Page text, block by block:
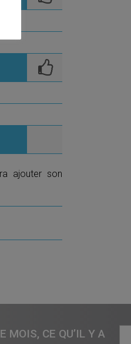
ajouter son
MOIS, CE QU’IL Y A